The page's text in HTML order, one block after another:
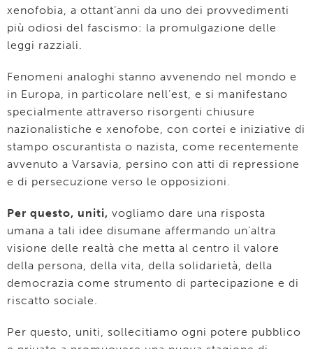
xenofobia, a ottant’anni da uno dei provvedimenti
più odiosi del fascismo: la promulgazione delle
leggi razziali.
Fenomeni analoghi stanno avvenendo nel mondo e
in Europa, in particolare nell’est, e si manifestano
specialmente attraverso risorgenti chiusure
nazionalistiche e xenofobe, con cortei e iniziative di
stampo oscurantista o nazista, come recentemente
avvenuto a Varsavia, persino con atti di repressione
e di persecuzione verso le opposizioni.
Per questo, uniti, vogliamo dare una risposta
umana a tali idee disumane affermando un’altra
visione delle realtà che metta al centro il valore
della persona, della vita, della solidarietà, della
democrazia come strumento di partecipazione e di
riscatto sociale.
Per questo, uniti, sollecitiamo ogni potere pubblico